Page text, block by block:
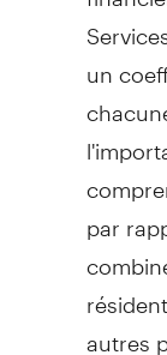
un
par
autres